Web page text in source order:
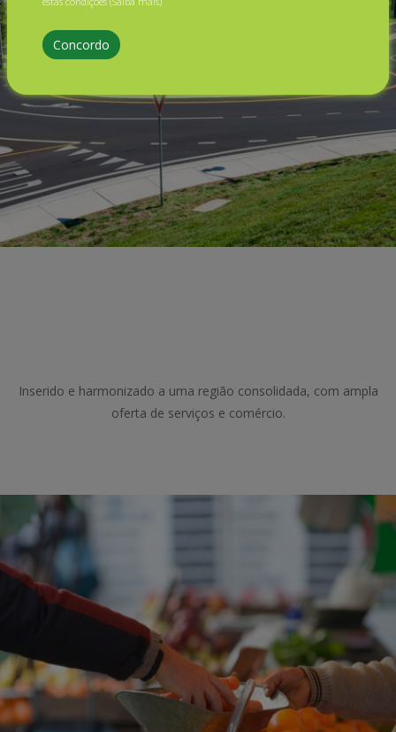
Inserido e harmonizado a uma região consolidada, com ampla
oferta de serviços e comércio.
Concordo